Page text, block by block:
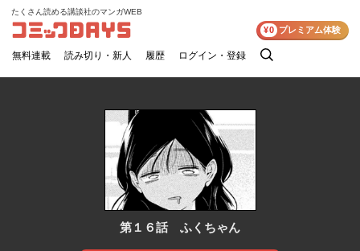
コミックDAYS
たくさん読める講談社のマンガWEB
無料連載 読み切り・新人 履歴 ログイン・登録
検
¥0 プレミアム体験
第１６話 ふくちゃん